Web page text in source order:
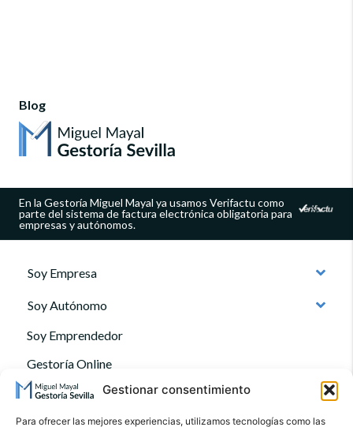
Gestionar consentimiento
Para ofrecer las mejores experiencias, utilizamos tecnologías como las
Blog
En la Gestoría Miguel Mayal ya usamos Verifactu como
parte del sistema de factura electrónica obligatoria para
empresas y autónomos.
Soy Empresa
Soy Autónomo
Soy Emprendedor
Gestoría Online
Quienes somos
Contacto